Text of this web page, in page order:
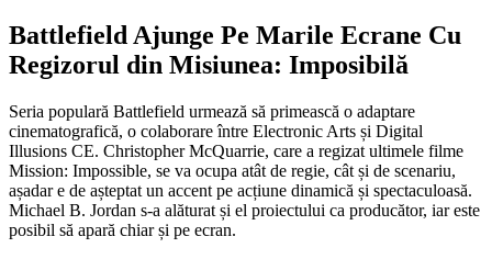
Battlefield Ajunge Pe Marile Ecrane Cu
Regizorul din Misiunea: Imposibilă
Seria populară Battlefield urmează să primească o adaptare
cinematografică, o colaborare între Electronic Arts și Digital
Illusions CE. Christopher McQuarrie, care a regizat ultimele filme
Mission: Impossible, se va ocupa atât de regie, cât și de scenariu,
așadar e de așteptat un accent pe acțiune dinamică și spectaculoasă.
Michael B. Jordan s-a alăturat și el proiectului ca producător, iar este
posibil să apară chiar și pe ecran.